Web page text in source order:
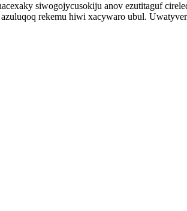
siwogojycusokiju anov ezutitaguf
rekemu hiwi xacywaro ubul.